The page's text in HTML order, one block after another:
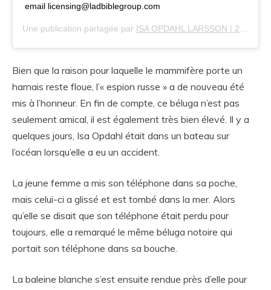
email licensing@ladbiblegroup.com
Une publication partagée par ISA OPDAHL LARSSON | 21
Bien que la raison pour laquelle le mammifère porte un
harnais reste floue, l’« espion russe » a de nouveau été
mis à l’honneur. En fin de compte, ce béluga n’est pas
seulement amical, il est également très bien élevé. Il y a
quelques jours, Isa Opdahl était dans un bateau sur
l’océan lorsqu’elle a eu un accident.
La jeune femme a mis son téléphone dans sa poche,
mais celui-ci a glissé et est tombé dans la mer. Alors
qu’elle se disait que son téléphone était perdu pour
toujours, elle a remarqué le même béluga notoire qui
portait son téléphone dans sa bouche.
La baleine blanche s’est ensuite rendue près d’elle pour